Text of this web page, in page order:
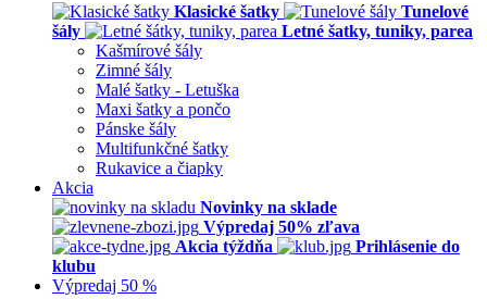
Klasické šatky
Tunelové
šály
Letné šatky, tuniky, parea
Kašmírové šály
Zimné šály
Malé šatky - Letuška
Maxi šatky a pončo
Pánske šály
Multifunkčné šatky
Rukavice a čiapky
Akcia
Novinky na sklade
Výpredaj 50% zľava
Akcia týždňa
Prihlásenie do
klubu
Výpredaj 50 %